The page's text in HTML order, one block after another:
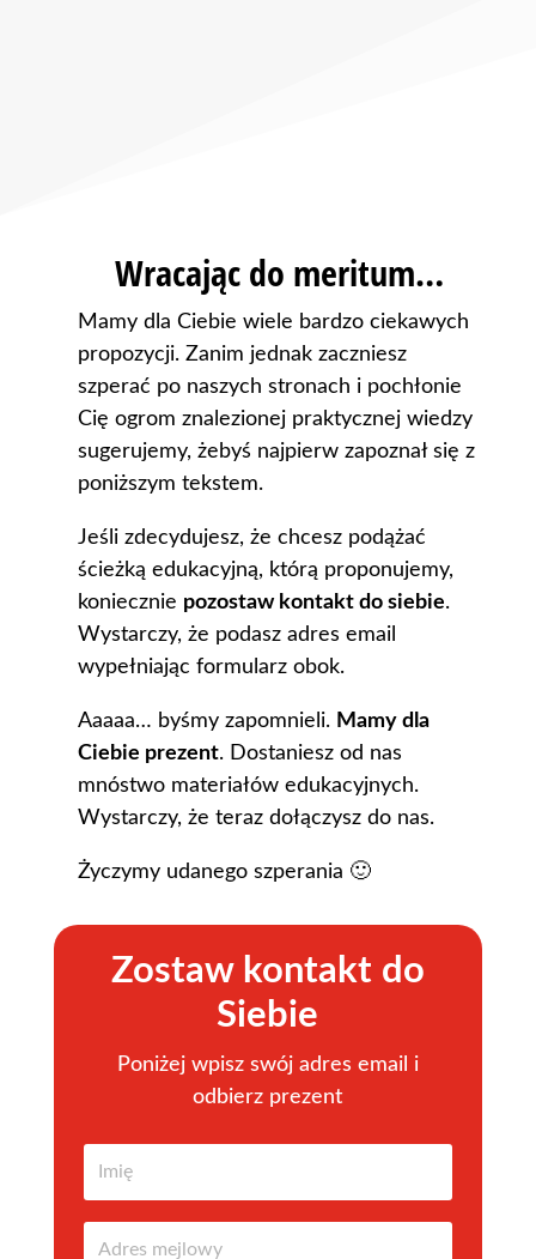
Wracając do meritum…
Mamy dla Ciebie wiele bardzo ciekawych
propozycji. Zanim jednak zaczniesz
szperać po naszych stronach i pochłonie
Cię ogrom znalezionej praktycznej wiedzy
sugerujemy, żebyś najpierw zapoznał się z
poniższym tekstem.
Jeśli zdecydujesz, że chcesz podążać
ścieżką edukacyjną, którą proponujemy,
koniecznie pozostaw kontakt do siebie.
Wystarczy, że podasz adres email
wypełniając formularz obok.
Aaaaa… byśmy zapomnieli. Mamy dla
Ciebie prezent. Dostaniesz od nas
mnóstwo materiałów edukacyjnych.
Wystarczy, że teraz dołączysz do nas.
Życzymy udanego szperania 🙂
Zostaw kontakt do
Siebie
Poniżej wpisz swój adres email i
odbierz prezent